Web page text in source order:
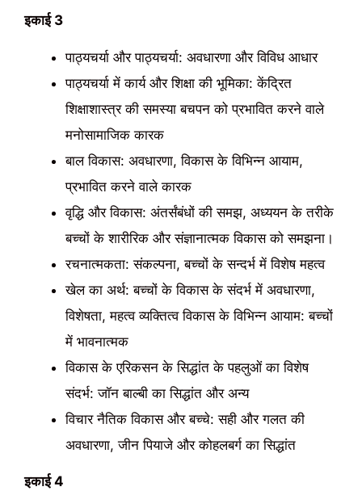
इकाई 3
पाठ्यचर्या और पाठ्यचर्या: अवधारणा और विविध आधार
पाठ्यचर्या में कार्य और शिक्षा की भूमिका: केंद्रित
शिक्षाशास्त्र की समस्या बचपन को प्रभावित करने वाले
मनोसामाजिक कारक
बाल विकास: अवधारणा, विकास के विभिन्न आयाम,
प्रभावित करने वाले कारक
वृद्धि और विकास: अंतर्संबंधों की समझ, अध्ययन के तरीके
बच्चों के शारीरिक और संज्ञानात्मक विकास को समझना।
रचनात्मकता: संकल्पना, बच्चों के सन्दर्भ में विशेष महत्व
खेल का अर्थ: बच्चों के विकास के संदर्भ में अवधारणा,
विशेषता, महत्व व्यक्तित्व विकास के विभिन्न आयाम: बच्चों
में भावनात्मक
विकास के एरिकसन के सिद्धांत के पहलुओं का विशेष
संदर्भ: जॉन बाल्बी का सिद्धांत और अन्य
विचार नैतिक विकास और बच्चे: सही और गलत की
अवधारणा, जीन पियाजे और कोहलबर्ग का सिद्धांत
इकाई 4